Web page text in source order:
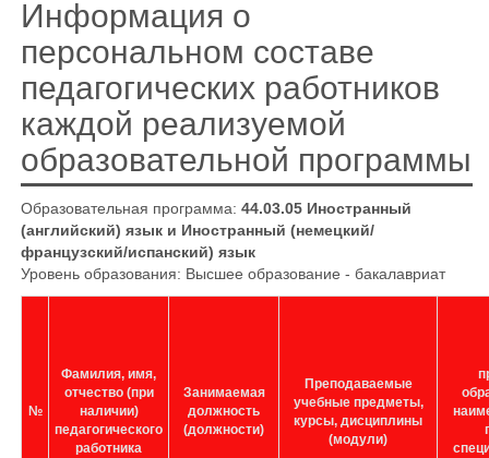
Информация о
персональном составе
педагогических работников
каждой реализуемой
образовательной программы
Образовательная программа: 44.03.05 Иностранный
(английский) язык и Иностранный (немецкий/
французский/испанский) язык
Уровень образования: Высшее образование - бакалавриат
№
Фамилия, имя,
отчество (при
наличии)
педагогического
работника
Занимаемая
должность
(должности)
Преподаваемые
учебные предметы,
курсы, дисциплины
(модули)